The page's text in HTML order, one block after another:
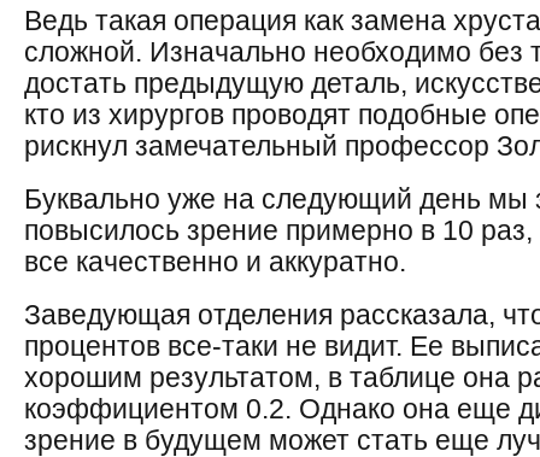
Ведь такая операция как замена
сложной. Изначально необходимо без
достать предыдущую деталь,
кто из хирургов проводят подобные
рискнул замечательный профессор
Буквально уже на следующий день мы
повысилось зрение примерно в 10
все качественно и аккуратно.
Заведующая отделения рассказала,
процентов все-таки не видит. Ее
хорошим результатом, в таблице она
коэффициентом 0.2. Однако она еще
зрение в будущем может стать еще